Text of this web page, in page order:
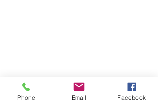
Phone Email Facebook